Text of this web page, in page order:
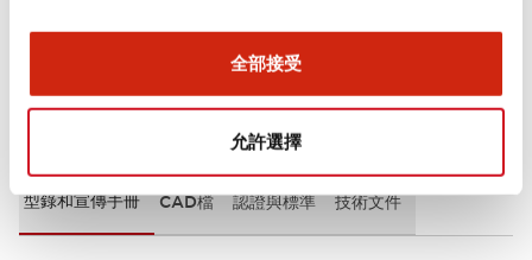
全部接受
允許選擇
文件和檔案
型錄和宣傳手冊 CAD檔 認證與標準 技術文件